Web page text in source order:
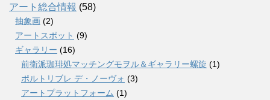
アート総合情報 (58)
抽象画 (2)
アートスポット (9)
ギャラリー (16)
前衛派珈琲処マッチングモヲル＆ギャラリー螺旋 (1)
ポルトリブレ デ・ノーヴォ (3)
アートプラットフォーム (1)